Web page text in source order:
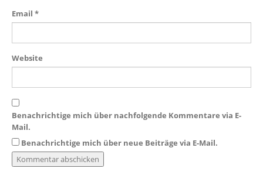
Email *
Website
Benachrichtige mich über nachfolgende Kommentare via E-
Mail.
Benachrichtige mich über neue Beiträge via E-Mail.